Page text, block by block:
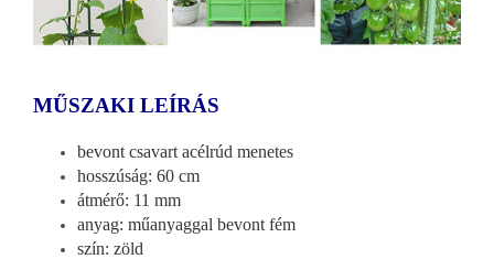
MŰSZAKI LEÍRÁS
bevont csavart acélrúd menetes
hosszúság: 60 cm
átmérő: 11 mm
anyag: műanyaggal bevont fém
szín: zöld